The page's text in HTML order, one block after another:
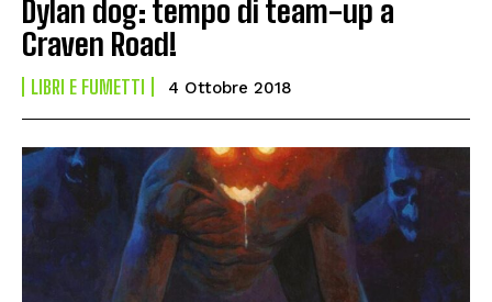
Dylan dog: tempo di team-up a
Craven Road!
LIBRI E FUMETTI 4 Ottobre 2018